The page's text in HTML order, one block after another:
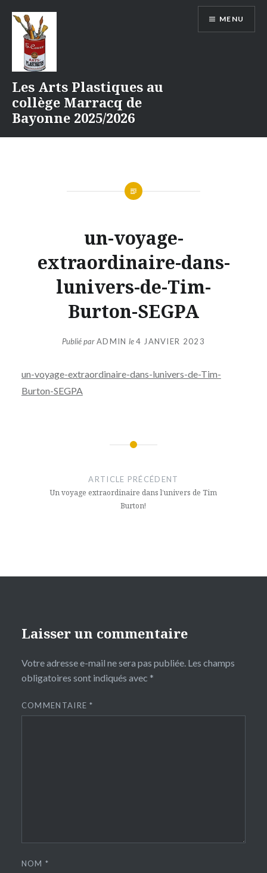
contenu
Les Arts Plastiques au
collège Marracq de
Bayonne 2025/2026
MENU
un-voyage-
extraordinaire-dans-
lunivers-de-Tim-
Burton-SEGPA
Publié parADMIN le4 JANVIER 2023
un-voyage-extraordinaire-dans-lunivers-de-Tim-
Burton-SEGPA
l’article
ARTICLE PRÉCÉDENT
Un voyage extraordinaire dans l’univers de Tim
Burton!
Laisser un commentaire
Votre adresse e-mail ne sera pas publiée. Les champs
obligatoires sont indiqués avec *
COMMENTAIRE*
NOM*